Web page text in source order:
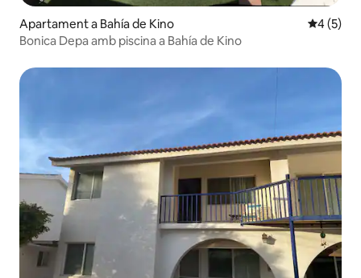
Apartament a Bahía de Kino 4 de
4 (5)
Bonica Depa amb piscina a Bahía de Kino